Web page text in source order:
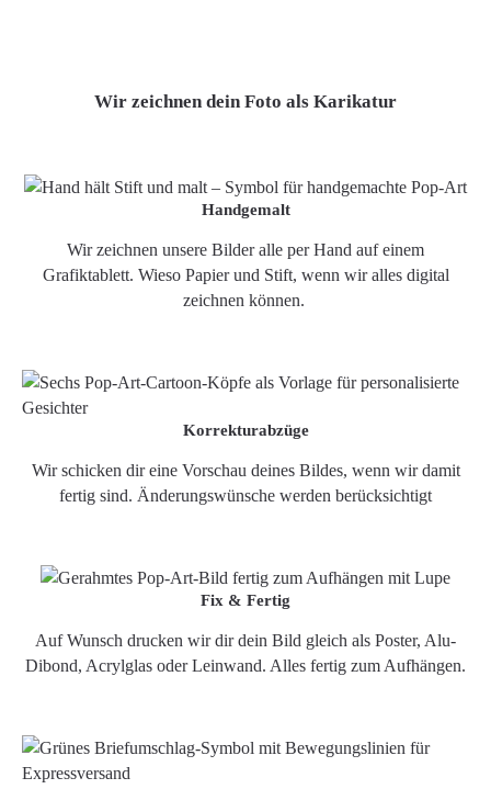
Wir zeichnen dein Foto als Karikatur
Handgemalt
Wir zeichnen unsere Bilder alle per Hand auf einem
Grafiktablett. Wieso Papier und Stift, wenn wir alles digital
zeichnen können.
Korrekturabzüge
Wir schicken dir eine Vorschau deines Bildes, wenn wir damit
fertig sind. Änderungswünsche werden berücksichtigt
Fix & Fertig
Auf Wunsch drucken wir dir dein Bild gleich als Poster, Alu-
Dibond, Acrylglas oder Leinwand. Alles fertig zum Aufhängen.